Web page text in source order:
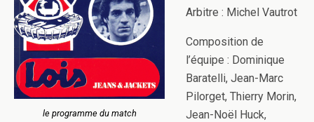
le programme du match
Arbitre : Michel Vautrot
Composition de
l’équipe : Dominique
Baratelli, Jean-Marc
Pilorget, Thierry Morin,
Jean-Noël Huck,